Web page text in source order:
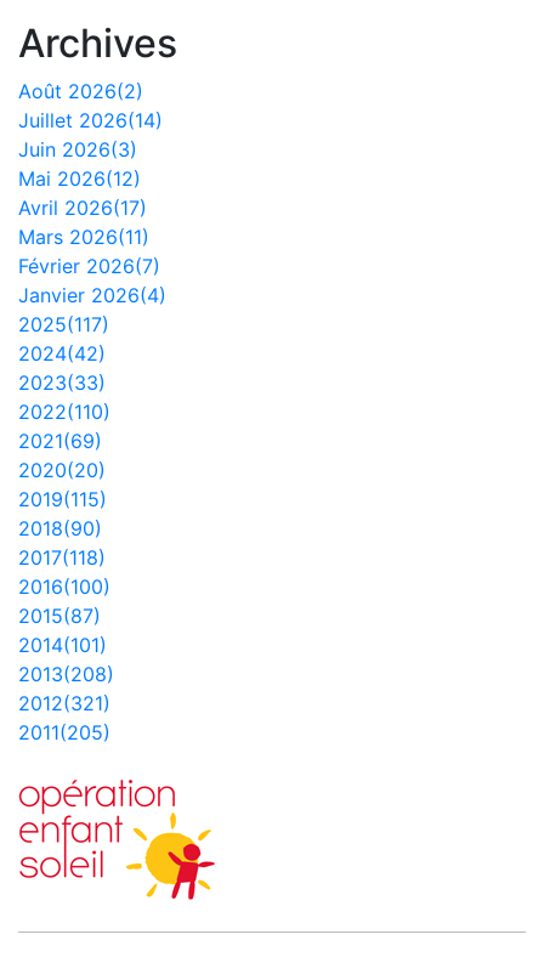
Archives
Août 2026(2)
Juillet 2026(14)
Juin 2026(3)
Mai 2026(12)
Avril 2026(17)
Mars 2026(11)
Février 2026(7)
Janvier 2026(4)
2025(117)
2024(42)
2023(33)
2022(110)
2021(69)
2020(20)
2019(115)
2018(90)
2017(118)
2016(100)
2015(87)
2014(101)
2013(208)
2012(321)
2011(205)